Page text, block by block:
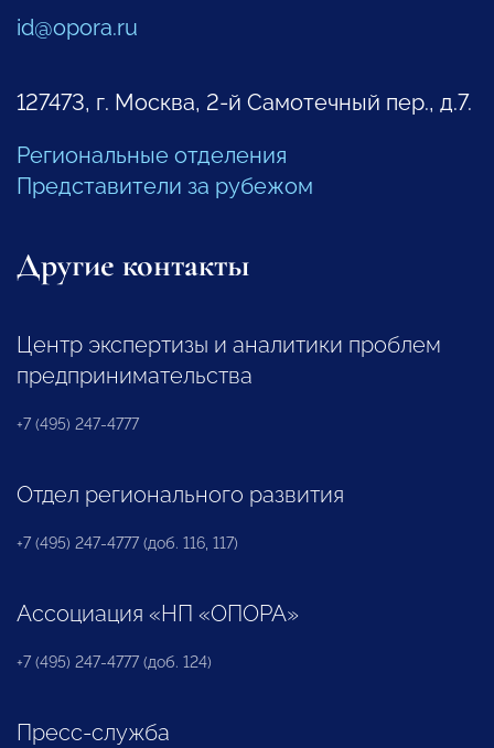
id@opora.ru
127473, г. Москва, 2-й Самотечный пер., д.7.
Региональные отделения
Представители за рубежом
Другие контакты
Центр экспертизы и аналитики проблем
предпринимательства
+7 (495) 247-4777
Отдел регионального развития
+7 (495) 247-4777 (доб. 116, 117)
Ассоциация «НП «ОПОРА»
+7 (495) 247-4777 (доб. 124)
Пресс-служба